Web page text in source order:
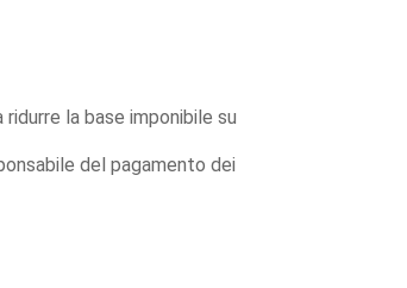
la base imponibile su
del pagamento dei